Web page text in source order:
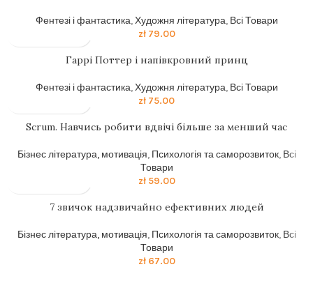
Фентезі і фантастика,Художня література, Всі Товари
zł79.00
Гаррi Поттер i напiвкровний принц
Фентезі і фантастика,Художня література, Всі Товари
zł 75.00
Scrum. Навчись робити вдвічі більше за менший час
Бізнес література, мотивація, Психологія та саморозвиток, Всі
Товари
zł59.00
7 звичок надзвичайно ефективних людей
Бізнес література, мотивація, Психологія та саморозвиток, Всі
Товари
zł67.00